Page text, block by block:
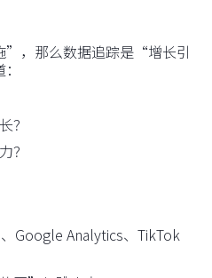
”，那么数据追踪是“增长引
？
？
Google Analytics、TikTok